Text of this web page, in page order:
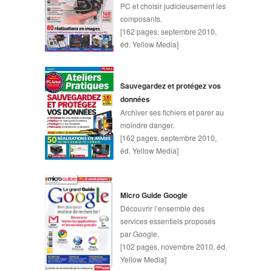
PC et choisir judicieusement les
composants.
[162 pages, septembre 2010,
éd. Yellow Media]
Sauvegardez et protégez vos
données
Archiver ses fichiers et parer au
moindre danger.
[162 pages, septembre 2010,
éd. Yellow Media]
Micro Guide Google
Découvrir l’ensemble des
services essentiels proposés
par Google.
[102 pages, novembre 2010, éd.
Yellow Media]